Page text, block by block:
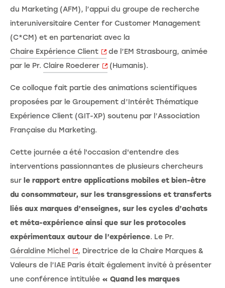
du Marketing (AFM), l’appui du groupe de recherche
interuniversitaire Center for Customer Management
(C*CM) et en partenariat avec la
Chaire Expérience Client
de l’EM Strasbourg, animée
par le Pr. Claire Roederer (Humanis).
Ce colloque fait partie des animations scientifiques
proposées par le Groupement d’Intérêt Thématique
Expérience Client (GIT-XP) soutenu par l’Association
Française du Marketing.
Cette journée a été l'occasion d'entendre des
interventions passionnantes de plusieurs chercheurs
sur le rapport entre applications mobiles et bien-être
du consommateur, sur les transgressions et transferts
liés aux marques d’enseignes, sur les cycles d’achats
et méta-expérience ainsi que sur les protocoles
expérimentaux autour de l’expérience. Le Pr.
Géraldine Michel
, Directrice de la Chaire Marques &
Valeurs de l’IAE Paris était également invité à présenter
une conférence intitulée « Quand les marques